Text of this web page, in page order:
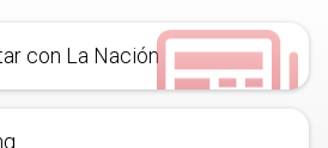
con La Nación